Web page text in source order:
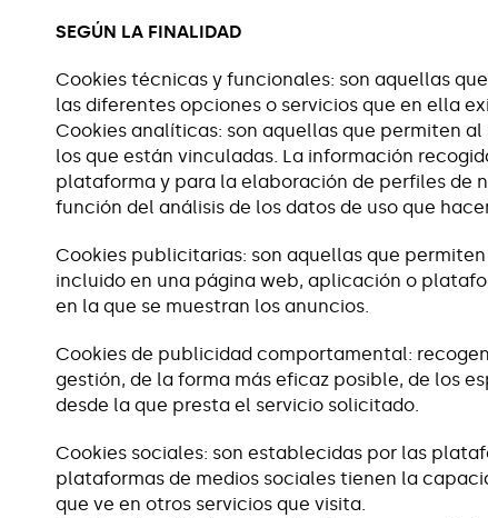
SEGÚN LA FINALIDAD
Cookies técnicas y funcionales: son aquellas
las diferentes opciones o servicios que en ella
Cookies analíticas: son aquellas que permiten
los que están vinculadas. La información
plataforma y para la elaboración de perfiles de
función del análisis de los datos de uso que
Cookies publicitarias: son aquellas que
incluido en una página web, aplicación o
en la que se muestran los anuncios.
Cookies de publicidad comportamental:
gestión, de la forma más eficaz posible, de los
desde la que presta el servicio solicitado.
Cookies sociales: son establecidas por las
plataformas de medios sociales tienen la
que ve en otros servicios que visita.